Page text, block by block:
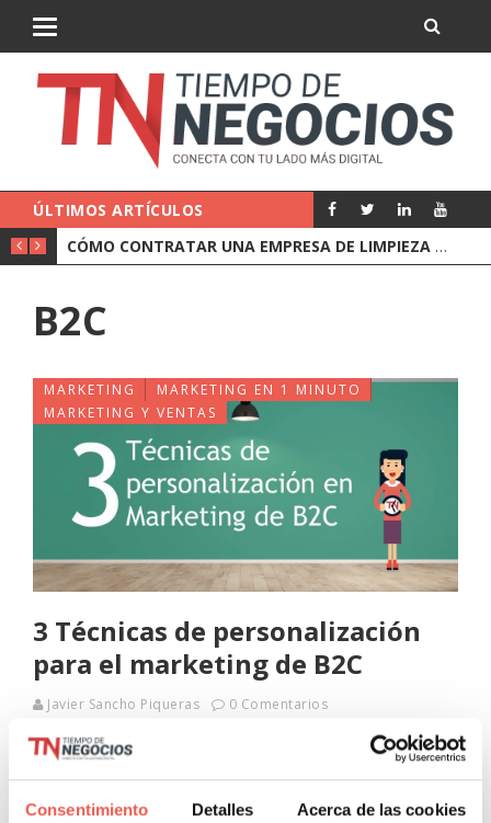
Consentimiento Detalles Acerca de las cookies
ÚLTIMOS ARTÍCULOS
CÓMO CONTRATAR UNA EMPRESA DE LIMPIEZA PARA OFICINAS
B2C
MARKETING
MARKETING EN 1 MINUTO
MARKETING Y VENTAS
3 Técnicas de personalización
para el marketing de B2C
Javier Sancho Piqueras 0 Comentarios
Apuesto a que como un especialista de marketing de B2C,
personalización de B2C y del éxito pop-up en todas partes.